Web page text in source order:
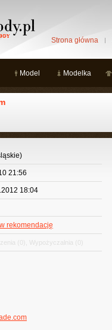
Strona główna
Model Modelka
21:56
18:04
rekomendację
(0) Wypożyczalnia (0)